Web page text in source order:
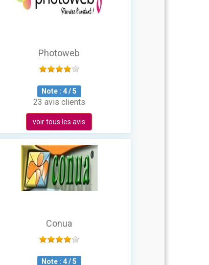
Photoweb
Note : 4/5
23 avis clients
voir tous les avis
Conua
Note : 4/5